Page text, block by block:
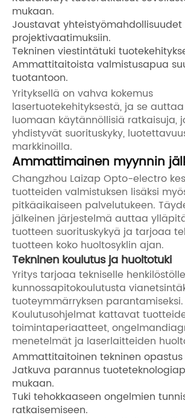
mukaan.
Joustavat yhteistyömahdollisuudet
projektivaatimuksiin.
Tekninen viestintätuki
Ammattitaitoista valmistusapua
tuotantoon.
Yrityksellä on vahva kokemus
lasertuotekehityksestä, ja se
luomaan käytännöllisiä ratkaisuja,
yhdistyvät suorituskyky,
markkinoilla.
Ammattimainen myynnin
Changzhou Laizap Opto-electro
tuotteiden valmistuksen lisäksi
pitkäaikaiseen palvelutukeen.
jälkeinen järjestelmä auttaa
tuotteen suorituskykyä ja tarjoaa
tuotteen koko huoltosyklin ajan.
Tekninen koulutus ja huoltotuki
Yritys tarjoaa tekniselle henkilöstölle
kunnossapitokoulutusta
tuoteymmärryksen parantamiseksi.
Koulutusohjelmat kattavat
toimintaperiaatteet,
menetelmät ja laserlaitteiden
Ammattitaitoinen tekninen
Jatkuva parannus
mukaan.
Tuki tehokkaaseen ongelmien
ratkaisemiseen.